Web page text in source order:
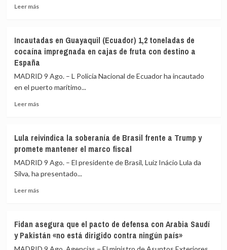
en
familias
jóvenes
no
pueden
acceder
la
Leer másLeer
ICE
equipará
a
todos
agentes
con
agosto
Incautadas en Guayaquil (Ecuador) 1,2 toneladas de
cocaína impregnada en cajas de fruta con destino a
España
MADRID 9 Ago. – L Policía Nacional de Ecuador ha incautado
en el puerto marítimo...
Leer másLeer
en
Guayaquil
(Ecuador)
toneladas
de
cajas
de
fruta
Lula reivindica la soberanía de Brasil frente a Trump y
promete mantener el marco fiscal
MADRID 9 Ago. – El presidente de Brasil, Luiz Inácio Lula da
Silva, ha presentado...
Leer másLeer
reivindica
la
soberanía
Fidan asegura que el pacto de defensa con Arabia Saudí
y Pakistán «no está dirigido contra ningún país»